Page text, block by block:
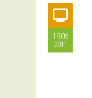
19.06
2011